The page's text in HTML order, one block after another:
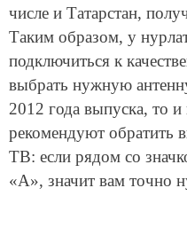
числе и Татарстан,
Таким образом, у
подключиться к
выбрать нужную
2012 года выпуска, то
рекомендуют обратить
ТВ: если рядом со
«А», значит вам точно